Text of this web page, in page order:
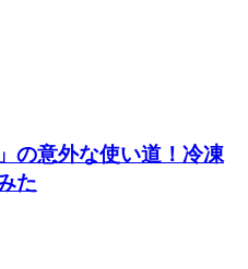
の意外な使い道！冷凍
た